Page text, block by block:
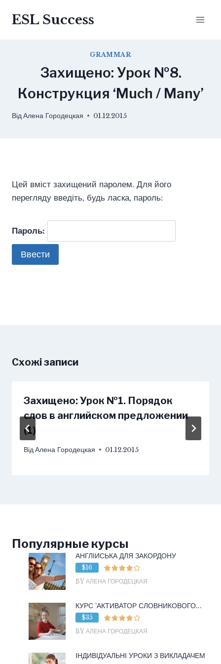
ESL Success
GRAMMAR
Захищено: Урок №8.
Конструкция ‘Much / Many’
ВідАлена Городецкая 01.12.2015
Цей вміст захищений паролем. Для його
перегляду введіть, будь ласка, пароль:
Пароль:
Схожі записи
Захищено: Урок №1. Порядок
слов в английском предложении
(1)
ВідАлена Городецкая 01.12.2015
Популярные курсы
АНГЛІЙСЬКА ДЛЯ ЗАКОРДОНУ
$16
BY АЛЕНА ГОРОДЕЦКАЯ
КУРС ‘АКТИВАТОР СЛОВНИКОВОГО...
$35
BY АЛЕНА ГОРОДЕЦКАЯ
ІНДИВІДУАЛЬНІ УРОКИ З ВИКЛАДАЧЕМ